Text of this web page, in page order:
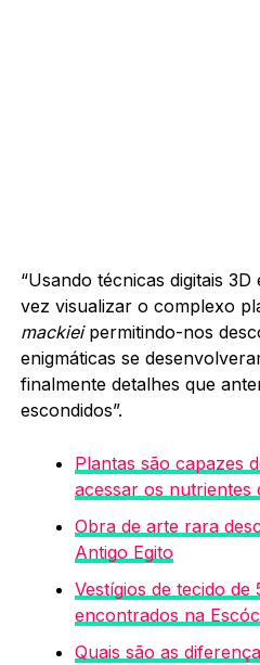
“Usando técnicas digitais
vez visualizar o complexo
mackieipermitindo-nos
enigmáticas se
finalmente detalhes que
escondidos”.
Plantas são capazes
acessar os nutrientes
Obra de arte rara
Antigo Egito
Vestígios de tecido de
encontrados na
Quais são as